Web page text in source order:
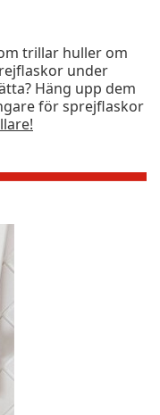
trillar huller om
under
Häng upp dem
för sprejflaskor